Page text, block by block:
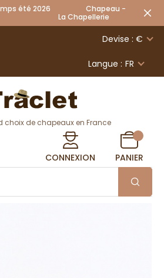
été 2026 Chapeau -
La Chapellerie
Devise : €
Langue : FR
choix de chapeaux en France
CONNEXION PANIER